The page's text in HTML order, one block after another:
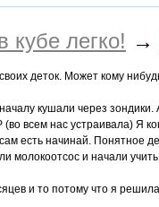
кубе легко! →
деток. Может кому
кушали через
всем нас устраивала) Я
есть начинай. Понятное
молокоотсос и начали учить
и то потому что я